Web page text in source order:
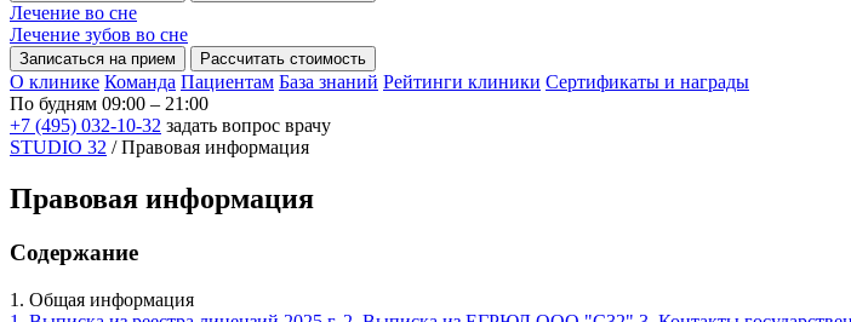
Лечение во сне
Лечение зубов во сне
Записаться на прием Рассчитать стоимость
О клинике Команда Пациентам База знаний Рейтинги клиники Сертификаты и награды
По будням 09:00 – 21:00
+7 (495) 032-10-32 задать вопрос врачу
STUDIO 32 /Правовая информация
Правовая информация
Содержание
1. Общая информация